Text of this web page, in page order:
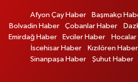
Afyon Çay Haber Başmakçı
Bolvadin Haber
Çobanlar Haber
Emirdağ Haber
Evciler Haber
İscehisar Haber
Kızılören Haber
Sinanpaşa Haber
Şuhut Haber